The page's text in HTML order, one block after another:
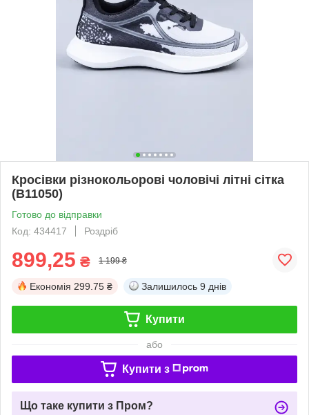
Кросівки різнокольорові чоловічі літні сітка
(B11050)
Готово до відправки
Код: 434417
Роздріб
899,25 ₴ 1 199 ₴
Економія 299.75 ₴ Залишилось 9 днів
Купити
або
Купити з
Що таке купити з Пром?